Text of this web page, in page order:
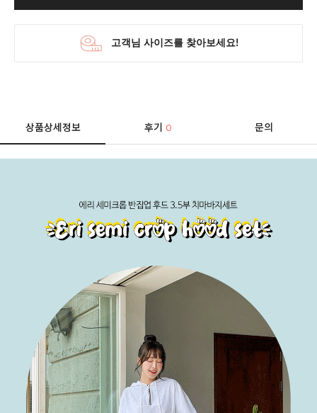
상품상세정보 후기0 문의